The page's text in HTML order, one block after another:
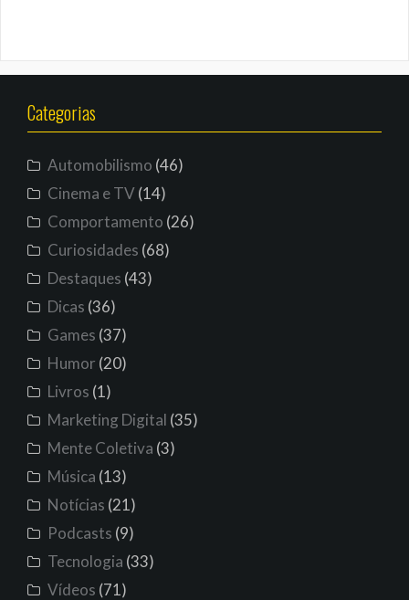
Categorias
Automobilismo (46)
Cinema e TV(14)
Comportamento (26)
Curiosidades (68)
Destaques (43)
Dicas (36)
Games (37)
Humor (20)
Livros (1)
Marketing Digital (35)
Mente Coletiva (3)
Música (13)
Notícias (21)
Podcasts (9)
Tecnologia (33)
Vídeos (71)